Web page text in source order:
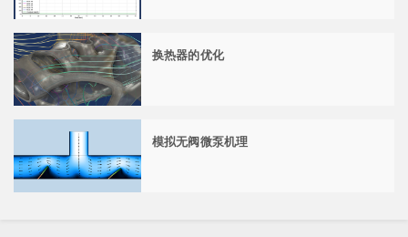
换热器的优化
模拟无阀微泵机理